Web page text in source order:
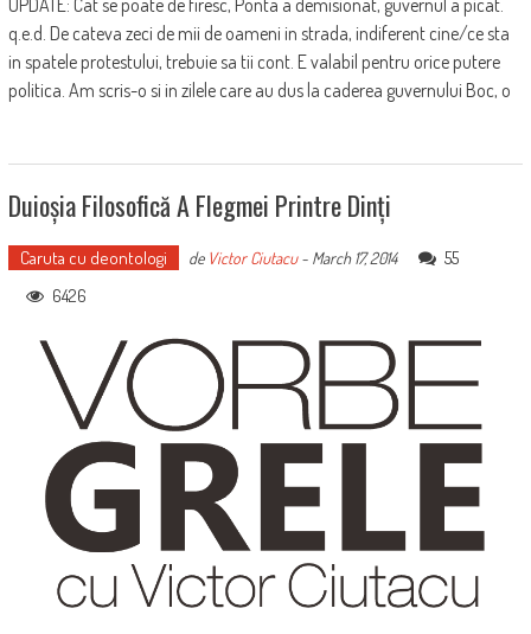
q.e.d. De cateva zeci de mii de oameni in strada, indiferent cine/ce sta
in spatele protestului, trebuie sa tii cont. E valabil pentru orice putere
politica. Am scris-o si in zilele care au dus la caderea guvernului Boc, o
Duioșia Filosofică A Flegmei Printre Dinți
Caruta cu deontologi de Victor Ciutacu- March 17, 2014
55
6426